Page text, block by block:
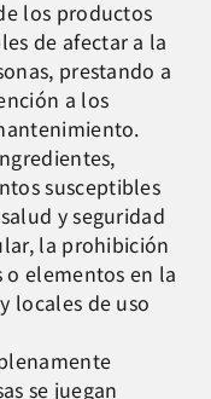
los productos
de afectar a la
prestando a
a los
susceptibles
y seguridad
la prohibición
elementos en la
locales de uso
se juegan